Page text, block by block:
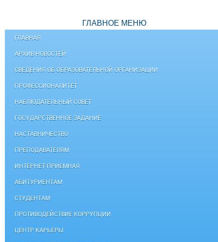
ГЛАВНОЕ МЕНЮ
ГЛАВНАЯ
АРХИВ НОВОСТЕЙ
СВЕДЕНИЯ ОБ ОБРАЗОВАТЕЛЬНОЙ ОРГАНИЗАЦИИ
ПРОФЕССИОНАЛИТЕТ
НАБЛЮДАТЕЛЬНЫЙ СОВЕТ
ГОСУДАРСТВЕННОЕ ЗАДАНИЕ
НАСТАВНИЧЕСТВО
ПРЕПОДАВАТЕЛЯМ
ИНТЕРНЕТ-ПРИЕМНАЯ
АБИТУРИЕНТАМ
СТУДЕНТАМ
ПРОТИВОДЕЙСТВИЕ КОРРУПЦИИ
ЦЕНТР КАРЬЕРЫ